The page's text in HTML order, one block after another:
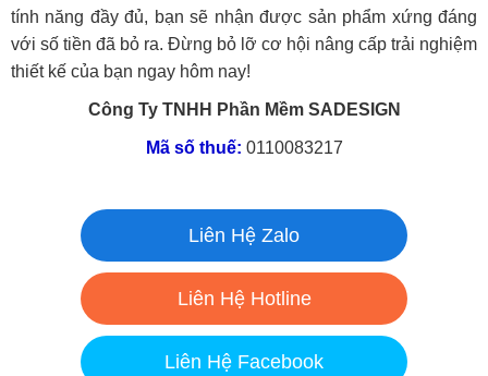
tính năng đầy đủ, bạn sẽ nhận được sản phẩm xứng đáng
với số tiền đã bỏ ra. Đừng bỏ lỡ cơ hội nâng cấp trải nghiệm
thiết kế của bạn ngay hôm nay!
Công Ty TNHH Phần Mềm SADESIGN
Mã số thuế: 0110083217
Liên Hệ Zalo
Liên Hệ Hotline
Liên Hệ Facebook